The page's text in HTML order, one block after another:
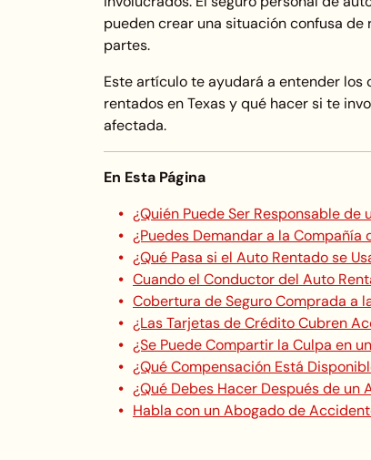
pueden crear una situación confusa
partes.
Este artículo te ayudará a entender
rentados en Texas y qué hacer si te
afectada.
En Esta Página
¿Quién Puede Ser Responsable
¿Puedes Demandar a la Compañía
¿Qué Pasa si el Auto Rentado se
Cuando el Conductor del Auto
Cobertura de Seguro Comprada a
¿Las Tarjetas de Crédito Cubren
¿Se Puede Compartir la Culpa en
¿Qué Compensación Está
¿Qué Debes Hacer Después de
Habla con un Abogado de